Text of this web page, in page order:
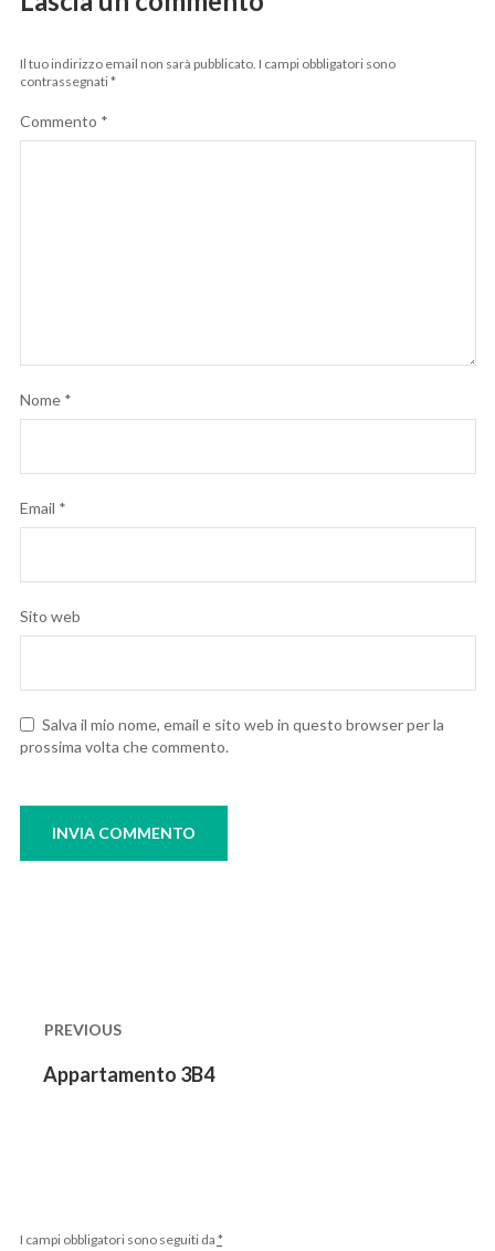
Il tuo indirizzo email non sarà pubblicato. I campi obbligatori sono
contrassegnati*
Commento *
Nome *
Email *
Sito web
Salva il mio nome, email e sito web in questo browser per la
prossima volta che commento.
articoli
PREVIOUS
Previous
Appartamento 3B4
I campi obbligatori sono seguiti da *